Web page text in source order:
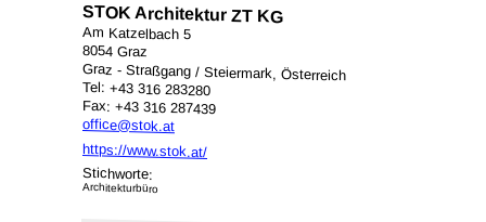
STOK Architektur ZT KG
Am Katzelbach 5
8054 Graz
Graz - Straßgang / Steiermark, Österreich
Tel: +43 316 283280
Fax: +43 316 287439
office@stok.at
https://www.stok.at/
Stichworte:
Architekturbüro